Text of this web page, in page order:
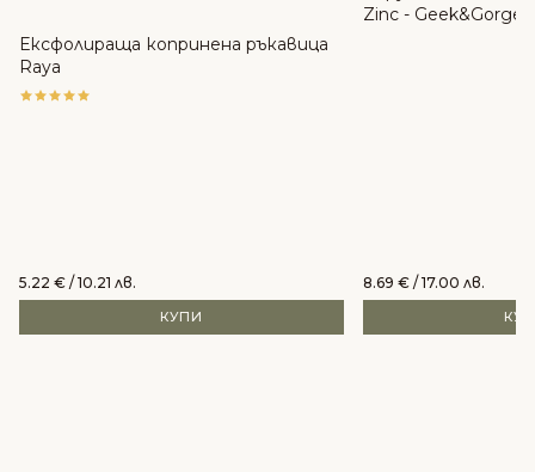
Ексфолираща копринена ръкавица
Raya
5.22 € / 10.21 лв.
КУПИ
Zinc -
8.69 € / 17.00 лв.